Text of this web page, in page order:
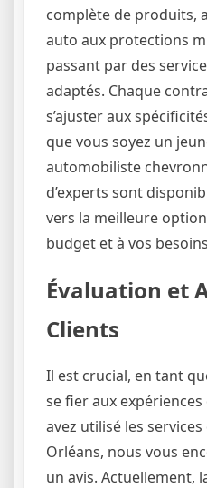
complète de produits,
auto aux protections
passant par des
adaptés. Chaque
s’ajuster aux
que vous soyez un
automobiliste
d’experts sont
vers la meilleure
budget et à vos
Évaluation et
Clients
Il est crucial, en tant
se fier aux
avez utilisé les
Orléans, nous vous
un avis. Actuellement,